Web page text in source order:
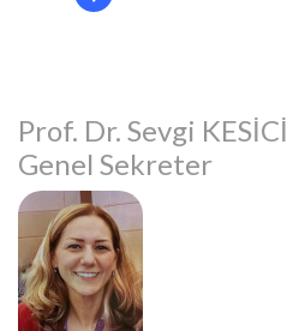
Prof. Dr. Sevgi KESİCİ
Genel Sekreter